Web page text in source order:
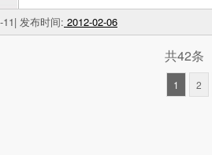
发布时间: 2012-02-06
共42条
1 2